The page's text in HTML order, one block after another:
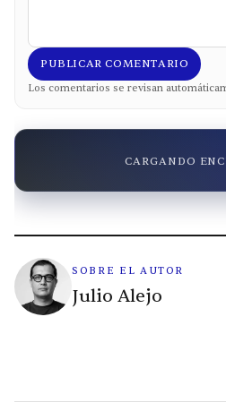
PUBLICAR COMENTARIO
Los comentarios se revisan
CARGANDO
SOBRE EL AUTOR
Julio Alejo